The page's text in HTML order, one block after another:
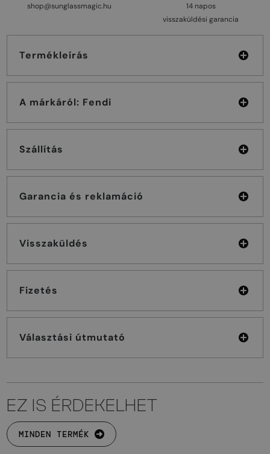
shop@sunglassmagic.hu
14 napos
visszaküldési garancia
Termékleírás
A márkáról: Fendi
Szállítás
Garancia és reklamáció
Visszaküldés
Fizetés
Választási útmutató
EZ IS ÉRDEKELHET
MINDEN TERMÉK